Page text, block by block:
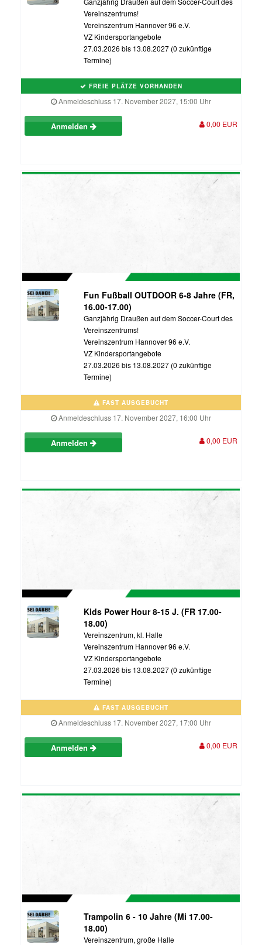
Vereinszentrums!
Vereinszentrum Hannover 96 e.V.
VZ Kindersportangebote
27.03.2026 bis 13.08.2027 (0 zukünftige
Termine)
FREIE PLÄTZE VORHANDEN
Anmeldeschluss 17. November 2027, 15:00 Uhr
Anmelden 0,00 EUR
Fun Fußball OUTDOOR 6-8 Jahre (FR,
16.00-17.00)
Ganzjährig Draußen auf dem Soccer-Court des
Vereinszentrums!
Vereinszentrum Hannover 96 e.V.
VZ Kindersportangebote
27.03.2026 bis 13.08.2027 (0 zukünftige
Termine)
FAST AUSGEBUCHT
Anmeldeschluss 17. November 2027, 16:00 Uhr
Anmelden 0,00 EUR
Kids Power Hour 8-15 J. (FR 17.00-
18.00)
Vereinszentrum, kl. Halle
Vereinszentrum Hannover 96 e.V.
VZ Kindersportangebote
27.03.2026 bis 13.08.2027 (0 zukünftige
Termine)
FAST AUSGEBUCHT
Anmeldeschluss 17. November 2027, 17:00 Uhr
Anmelden 0,00 EUR
Trampolin 6 - 10 Jahre (Mi 17.00-
18.00)
Vereinszentrum, große Halle